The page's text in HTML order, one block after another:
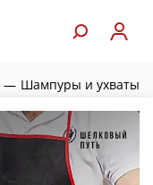
— Шампуры и ухваты